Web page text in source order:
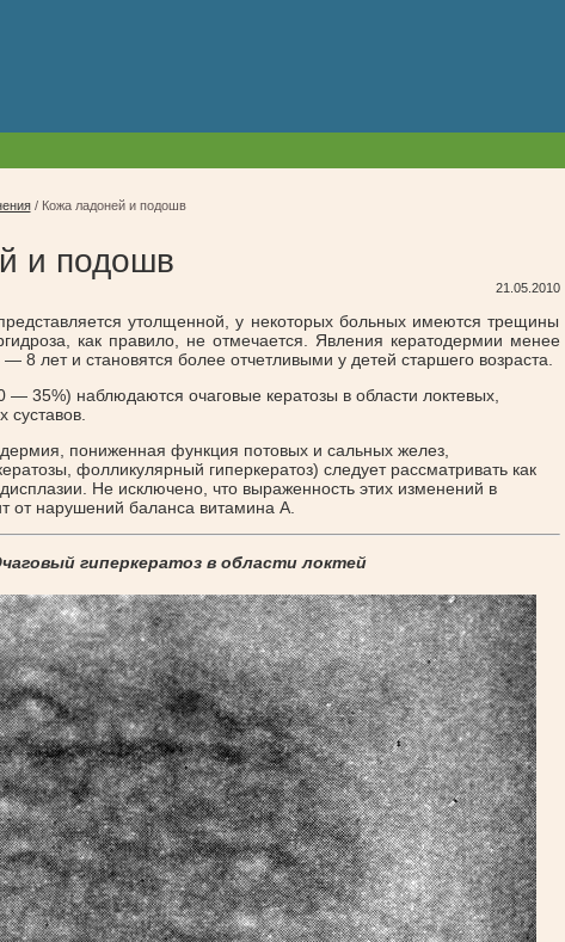
/ Кожа ладоней и подошв
и подошв
21.05.2010
утолщенной, у некоторых больных имеются трещины
как правило, не отмечается. Явления кератодермии менее
8 лет и становятся более отчетливыми у детей старшего возраста.
— 35%) наблюдаются очаговые кератозы в области локтевых,
суставов.
пониженная функция потовых и сальных желез,
фолликулярный гиперкератоз) следует рассматривать как
Не исключено, что выраженность этих изменений в
от нарушений баланса витамина А.
гиперкератоз в области локтей